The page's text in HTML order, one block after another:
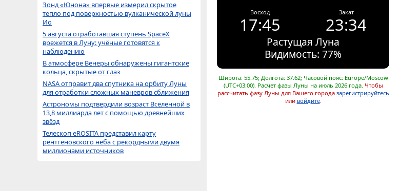
Восход
17:45
Закат
23:34
Растущая Луна
Видимость: 77%
Широта: 55.75; Долгота: 37.62; Часовой пояс: Europe/Moscow
(UTC+03:00). Расчет фазы Луны на июль 2026 года. Чтобы
рассчитать фазу Луны для Вашего города зарегистрируйтесь
или войдите.
Зонд «Юнона» впервые измерил скрытое
тепло под поверхностью вулканической луны
Ио
5 августа отработавшая ступень SpaceX
врежется в Луну: учёные готовятся к
наблюдению
В атмосфере Венеры обнаружены гигантские
кольца, скрытые от глаз
NASA отправит два спутника на орбиту Луны
для отработки сложных маневров сближения
Астрономы подтвердили возраст Вселенной в
13,8 миллиарда лет с помощью древнейших
звёзд
Телескоп eROSITA представил карту
рентгеновского неба с рекордными двумя
миллионами источников